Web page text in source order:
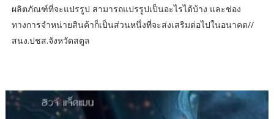
ผลิตภัณฑ์ที่จะแปรรูป สามารถแปรรูปเป็นอะไรได้บ้าง และช่อง
ทางการจำหน่ายสินค้าก็เป็นส่วนหนึ่งที่จะส่งเสริมต่อไปในอนาคต//
สนง.ปชส.จังหวัดสตูล